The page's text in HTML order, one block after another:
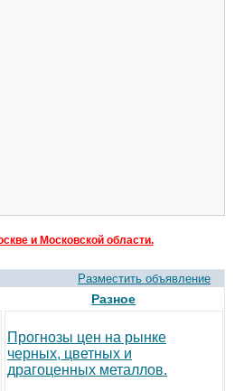
и Московской области.
Разместить объявление
Разное
Прогнозы цен на рынке
черных, цветных и
драгоценных металлов.